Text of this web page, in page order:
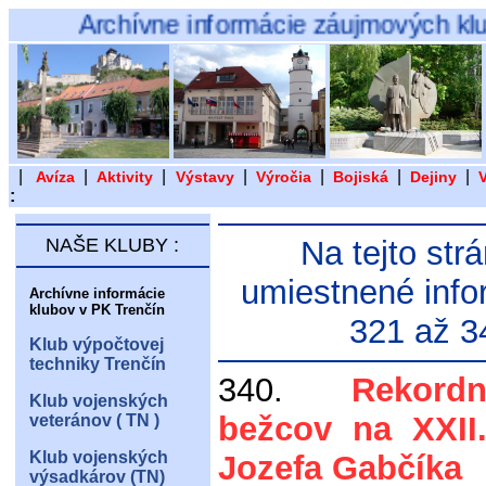
Archívne informácie záujmových
|Avíza |Aktivity Výstavy| Výročia| Bojiská| Dejiny |
:
NAŠE KLUBY :
Archívne informácie
klubov v PK Trenčín
Klub výpočtovej
techniky Trenčín
Klub vojenských
veteránov ( TN )
Klub vojenských
výsadkárov (TN)
Na tejto
umiestnené
321 až
340.
bežcov na
Jozefa Gabčíka